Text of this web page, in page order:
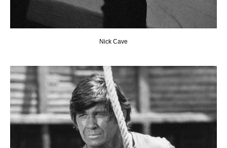
Nick Cave